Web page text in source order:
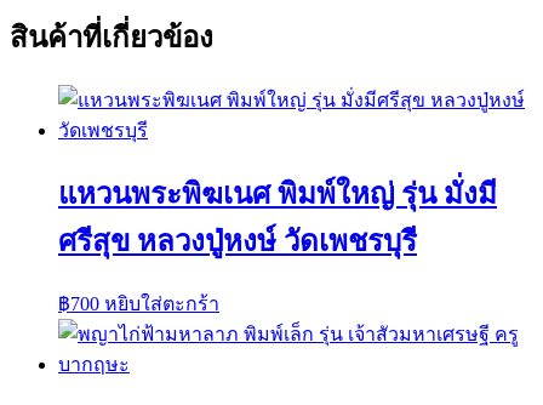
สินค้าที่เกี่ยวข้อง
แหวนพระพิฆเนศ พิมพ์ใหญ่ รุ่น มั่งมี
ศรีสุข หลวงปู่หงษ์ วัดเพชรบุรี
฿700 หยิบใส่ตะกร้า